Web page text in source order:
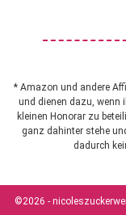
* Amazon und andere
und dienen dazu, wenn
kleinen Honorar zu
ganz dahinter stehe
dadurch
©2026 -